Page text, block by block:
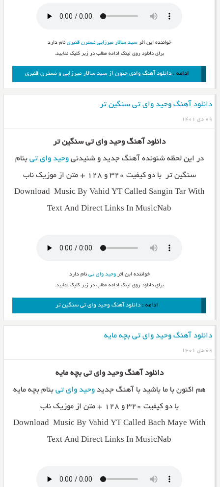
خواننده این اثرسید سالار میرزایی نسترن قنبری نام دارد
برای دانلود روی لینک ادامه مطلب در زیر کلیک نمایید.
ادامه :دانلود آهنگ وادی جنون از سید سالار میرزایی و نسترن قنبری
دانلود آهنگ وحید وای تی سنگین تر
۰۹ دی ۱۴۰۱
دانلود آهنگ وحید وای تی سنگین تر
در این لحظه شنونده آهنگ جدید و شنیدنیوحید وای تی بنام
سنگین تر با دو کیفیت ۳۲۰ و ۱۲۸ + متن از موزیک ناب
Download Music By Vahid YT Called Sangin Tar With
Text And Direct Links In MusicNab
خواننده این اثروحید وای تی نام دارد
برای دانلود روی لینک ادامه مطلب در زیر کلیک نمایید.
ادامه : دانلود آهنگ وحید وای تی سنگین تر
دانلود آهنگ وحید وای تی بچه مایه
۰۹ دی ۱۴۰۱
دانلود آهنگ وحید وای تی بچه مایه
هم اکنون با ما باشید با آهنگ جدیدوحید وای تی بنام بچه مایه
با دو کیفیت ۳۲۰ و ۱۲۸ + متن از موزیک ناب
Download Music By Vahid YT Called Bach Maye With
Text And Direct Links In MusicNab